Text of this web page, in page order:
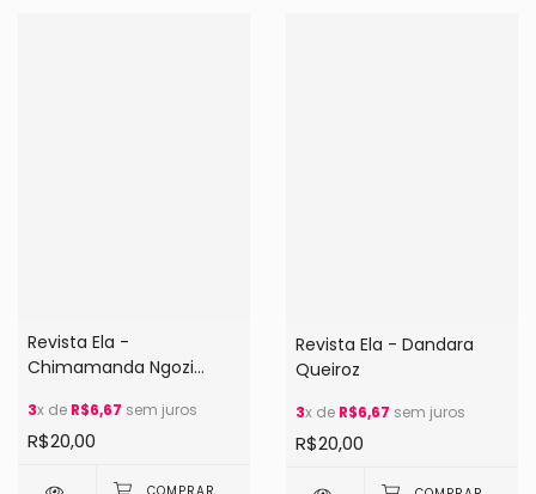
Revista Ela -
Chimamanda Ngozi
(2025)
3x de R$6,67 sem juros
R$20,00
Revista Ela - Dandara
Queiroz
3x de R$6,67 sem juros
R$20,00